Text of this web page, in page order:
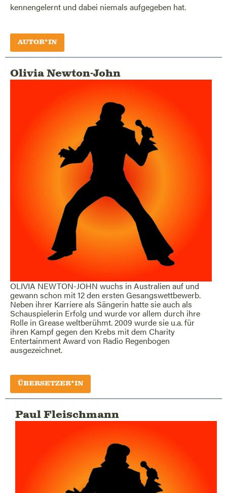
kennengelernt und dabei niemals aufgegeben hat.
AUTOR*IN
Olivia Newton-John
OLIVIA NEWTON-JOHN wuchs in Australien auf und
gewann schon mit 12 den ersten Gesangswettbewerb.
Neben ihrer Karriere als Sängerin hatte sie auch als
Schauspielerin Erfolg und wurde vor allem durch ihre
Rolle in Grease weltberühmt. 2009 wurde sie u.a. für
ihren Kampf gegen den Krebs mit dem Charity
Entertainment Award von Radio Regenbogen
ausgezeichnet.
ÜBERSETZER*IN
Paul Fleischmann